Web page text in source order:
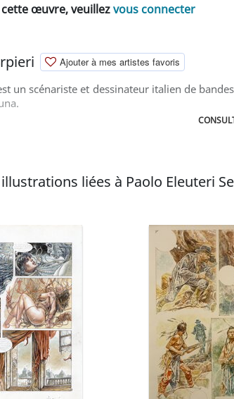
œuvre, veuillezvous connecter
Ajouter à mes artistes favoris
un scénariste et dessinateur italien de
liées à Paolo Eleuteri